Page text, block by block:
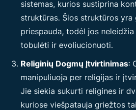
sistemas, kurios sustiprina
struktūras. Šios struktūros
priespauda, todėl jos
tobulėti ir evoliucionuoti.
Religinių Dogmų Įtvirtinimas:
manipuliuoja per religijas ir
Jie siekia sukurti religines ir
kuriose viešpatauja griežtos